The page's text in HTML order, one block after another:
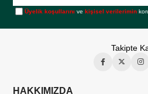
Üyelik koşullarını vekişisel verilerimin
Takipte
HAKKIMIZDA